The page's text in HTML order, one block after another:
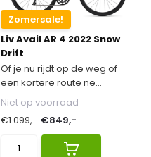
Zomersale!
Liv Avail AR 4 2022 Snow
Drift
Of je nu rijdt op de weg of
een kortere route ne...
Niet op voorraad
€1.099,- €849,-